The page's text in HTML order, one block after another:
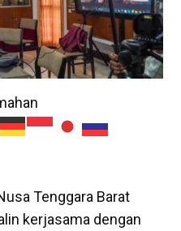
Tenggara Barat
kerjasama dengan